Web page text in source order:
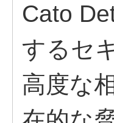
Cato
するセ
高度な